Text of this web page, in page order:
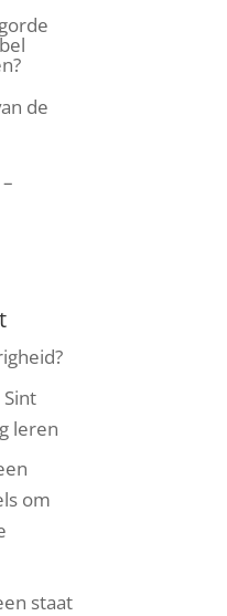
de
leren
om
staat